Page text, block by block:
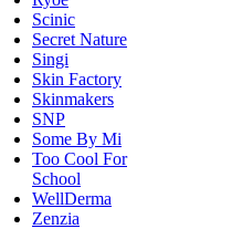
Scinic
Secret Nature
Singi
Skin Factory
Skinmakers
SNP
Some By Mi
Too Cool For
School
WellDerma
Zenzia